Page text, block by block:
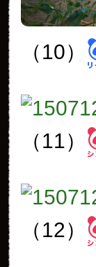
（10）
（11）
（12）